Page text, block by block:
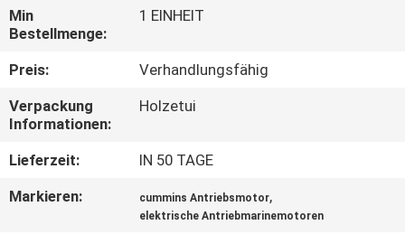
QUALITÄTSKONTROLLE
TRETEN
SIE
MIT
UNS
IN
VERBINDUNG
Min
Bestellmenge:
1 EINHEIT
Preis:
Verhandlungsfähig
Verpackung
Informationen:
Holzetui
Lieferzeit:
IN 50 TAGE
Markieren:
cummins Antriebsmotor,
elektrische Antriebmarinemotoren